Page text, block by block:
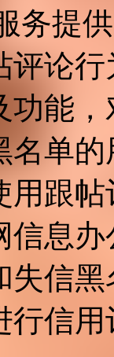
务提
评论
功能
名单
用跟
信息
失信
行信用